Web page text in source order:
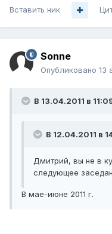
Вставить ник
Sonne
Опубликовано 13
В 13.04.2011 в
В 12.04.2011 в
Дмитрий, вы не в
следующее
В мае-июне 2011 г.